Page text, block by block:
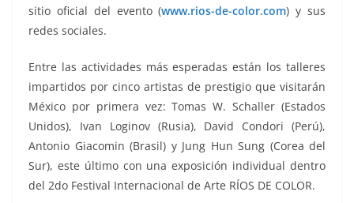
sitio oficial del evento (www.rios-de-color.com) y sus
redes sociales.
Entre las actividades más esperadas están los talleres
impartidos por cinco artistas de prestigio que visitarán
México por primera vez: Tomas W. Schaller (Estados
Unidos), Ivan Loginov (Rusia), David Condori (Perú),
Antonio Giacomin (Brasil) y Jung Hun Sung (Corea del
Sur), este último con una exposición individual dentro
del 2do Festival Internacional de Arte RÍOS DE COLOR.